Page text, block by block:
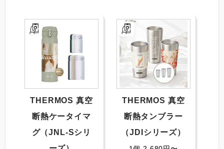
THERMOS 真空
断熱ケータイマ
グ（JNL-Sシリ
THERMOS 真空
断熱タンブラー
（JDIシリーズ）